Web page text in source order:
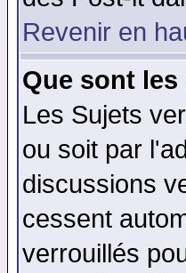
Revenir en
Que sont
Les Sujets
ou soit par
discussions
cessent
verrouillés